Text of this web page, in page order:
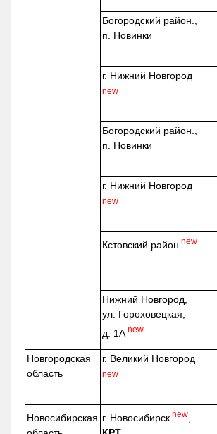
Богородский район.,
п. Новинки
г. Нижний Новгород
new
Богородский район.,
п. Новинки
г. Нижний Новгород
new
Кстовский район new
Нижний Новгород,
ул. Гороховецкая,
д. 1А new
Новгородская
область
г. Великий Новгород
new
Новосибирская г. Новосибирск new